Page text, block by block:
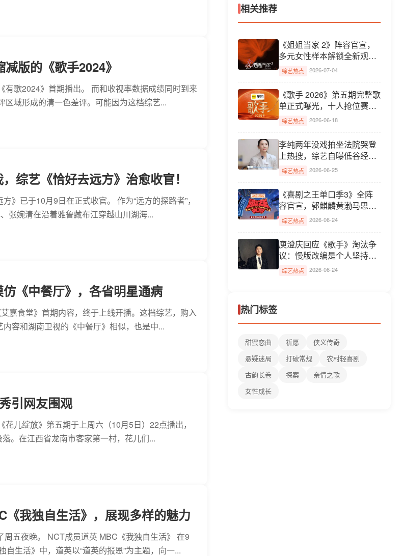
版的《歌手2024》
有歌2024》首期播出。 而和收视率数据成绩同时到来
区域形成的清一色差评。可能因为这档综艺...
综艺《恰好去远方》治愈收官！
》已于10月9日在正式收官。 作为“远方的探路者”，
张婉清在沿着雅鲁藏布江穿越山川湖海...
仿《中餐厅》，各省明星通病
嘉食堂》首期内容，终于上线开播。这档综艺，购入
容和湖南卫视的《中餐厅》相似，也是中...
引网友围观
儿绽放》第五期于上周六（10月5日）22点播出，
落。在江西省龙南市客家第一村，花儿们...
《我独自生活》，展现多样的魅力
五夜晚。 NCT成员道英 MBC《我独自生活》 在9
生活》中，道英以“道英的报恩”为主题，向一...
相关推荐
《姐姐当家 2》阵容官宣，
多元女性样本解锁全新观察
议...
综艺热点 2026-07-04
《歌手 2026》第五期完整歌
单正式曝光，十人抢位赛曲
风...
综艺热点 2026-06-18
李纯两年没戏拍坐法院哭登
上热搜，综艺自曝低谷经
历...
综艺热点 2026-06-25
《喜剧之王单口季3》全阵
容官宣，郭麒麟黄渤马思纯
任气...
综艺热点 2026-06-24
庾澄庆回应《歌手》淘汰争
议：慢版改编是个人坚持，
节...
综艺热点 2026-06-24
热门标签
甜蜜恋曲 祈愿
侠义传奇
悬疑迷局
打破常规
农村轻喜剧
古韵长卷
探案
亲情之歌
女性成长